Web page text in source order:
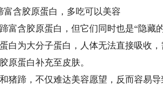
含胶原蛋白，多吃可以美容
含胶原蛋白，但它们同时也是“隐藏
白为大分子蛋白，人体无法直接吸收
原蛋白补充至皮肤。
蹄，不仅难达美容愿望，反而容易导